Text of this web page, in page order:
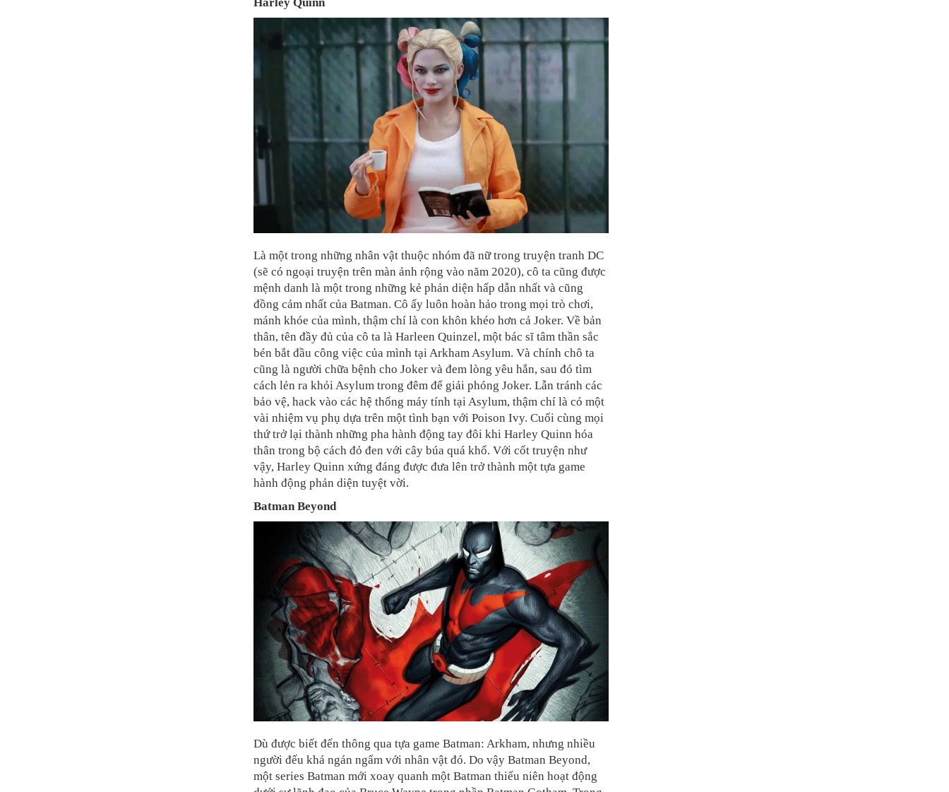
Là một trong những nhân vật thuộc nhóm đã nữ trong truyện tranh DC
(sẽ có ngoại truyện trên màn ảnh rộng vào năm 2020), cô ta cũng được
mệnh danh là một trong những kẻ phản diện hấp dẫn nhất và cũng
đồng cảm nhất của Batman. Cô ấy luôn hoàn hảo trong mọi trò chơi,
mánh khóe của mình, thậm chí là con khôn khéo hơn cả Joker. Về bản
thân, tên đầy đủ của cô ta là Harleen Quinzel, một bác sĩ tâm thần sắc
bén bắt đầu công việc của mình tại Arkham Asylum. Và chính chô ta
cũng là người chữa bệnh cho Joker và đem lòng yêu hắn, sau đó tìm
cách lẻn ra khỏi Asylum trong đêm để giải phóng Joker. Lẫn tránh các
bảo vệ, hack vào các hệ thống máy tính tại Asylum, thậm chí là có một
vài nhiệm vụ phụ dựa trên một tình bạn với Poison Ivy. Cuối cùng mọi
thứ trở lại thành những pha hành động tay đôi khi Harley Quinn hóa
thân trong bộ cách đỏ đen với cây búa quá khổ. Với cốt truyện như
vậy, Harley Quinn xứng đáng được đưa lên trở thành một tựa game
hành động phản diện tuyệt vời.
Batman Beyond
Dù được biết đến thông qua tựa game Batman: Arkham, nhưng nhiều
người đếu khá ngán ngẩm với nhân vật đó. Do vậy Batman Beyond,
một series Batman mới xoay quanh một Batman thiếu niên hoạt động